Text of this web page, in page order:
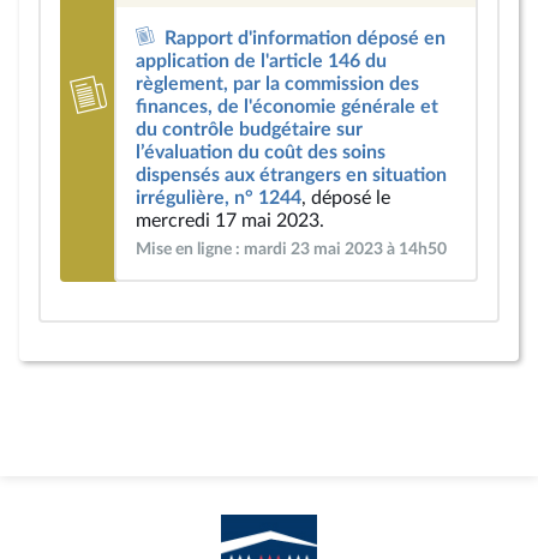
Rapport d'information déposé en
application de l'article 146 du
règlement, par la commission des
finances, de l'économie générale et
du contrôle budgétaire sur
l’évaluation du coût des soins
dispensés aux étrangers en situation
irrégulière, n° 1244, déposé le
mercredi 17 mai 2023.
Mise en ligne : mardi 23 mai 2023 à 14h50